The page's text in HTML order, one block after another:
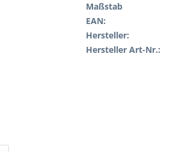
Maßstab
EAN:
Hersteller:
Hersteller Art-Nr.: